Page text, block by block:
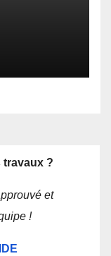
travaux ?
et
!